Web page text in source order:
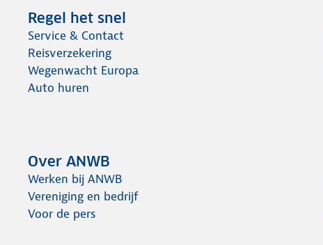
Regel het snel
Service & Contact
Reisverzekering
Wegenwacht Europa
Auto huren
Over ANWB
Werken bij ANWB
Vereniging en bedrijf
Voor de pers